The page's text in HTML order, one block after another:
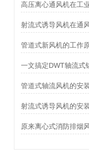
射流式诱导风机的安